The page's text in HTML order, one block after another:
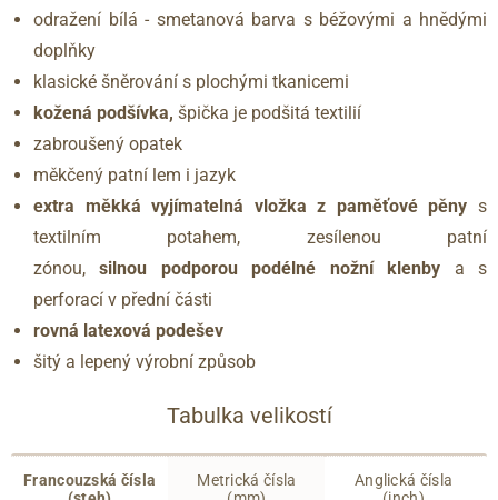
odražení bílá - smetanová barva s béžovými a hnědými
doplňky
klasické šněrování s plochými tkanicemi
kožená podšívka, špička je podšitá textilií
zabroušený opatek
měkčený patní lem i jazyk
extra měkká vyjímatelná vložka z paměťové pěny s
textilním potahem, zesílenou patní
zónou,silnou podporou podélné nožní klenby a s
perforací v přední části
rovná latexová podešev
šitý a lepený výrobní způsob
Tabulka velikostí
Francouzská čísla
Metrická čísla
Anglická čísla